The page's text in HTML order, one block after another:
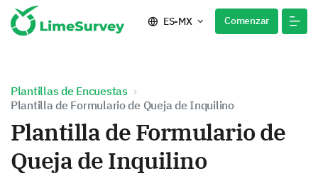
ES-MX Comenzar
Plantillas de Encuestas
Plantilla de Formulario de Queja de Inquilino
Plantilla de Formulario de
Queja de Inquilino